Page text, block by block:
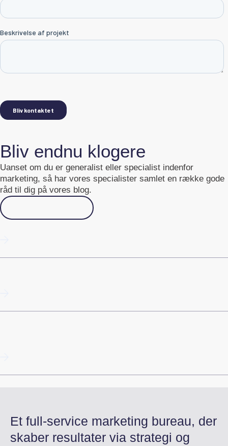
Bliv endnu klogere
Uanset om du er generalist eller specialist indenfor
marketing, så har vores specialister samlet en række gode
råd til dig på vores blog.
Et full-service marketing bureau, der
skaber resultater via strategi og